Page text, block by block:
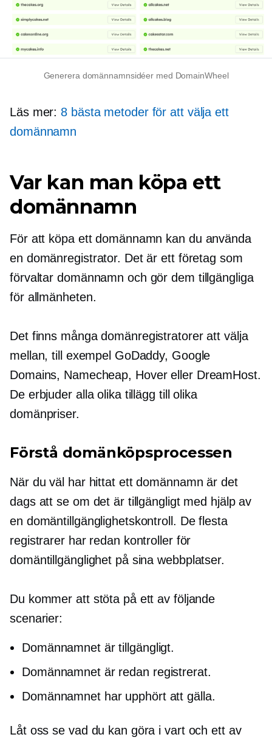
Generera domännamnsidéer med DomainWheel
Läs mer: 8 bästa metoder för att välja ett
domännamn
Var kan man köpa ett
domännamn
För att köpa ett domännamn kan du använda
en domänregistrator. Det är ett företag som
förvaltar domännamn och gör dem tillgängliga
för allmänheten.
Det finns många domänregistratorer att välja
mellan, till exempel GoDaddy, Google
Domains, Namecheap, Hover eller DreamHost.
De erbjuder alla olika tillägg till olika
domänpriser.
Förstå domänköpsprocessen
När du väl har hittat ett domännamn är det
dags att se om det är tillgängligt med hjälp av
en domäntillgänglighetskontroll. De flesta
registrarer har redan kontroller för
domäntillgänglighet på sina webbplatser.
Du kommer att stöta på ett av följande
scenarier:
Domännamnet är tillgängligt.
Domännamnet är redan registrerat.
Domännamnet har upphört att gälla.
Låt oss se vad du kan göra i vart och ett av